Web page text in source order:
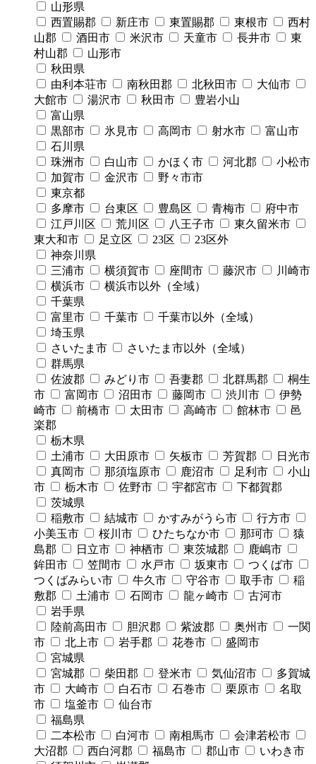
山形県
西置賜郡
新庄市 東置賜郡 東根市
西村
山郡
酒田市 米沢市 天童市 長井市
東
村山郡
山形市
秋田県
由利本荘市
南秋田郡 北秋田市
大仙市
大館市
湯沢市 秋田市
豊岩小山
富山県
黒部市
氷見市 高岡市 射水市
富山市
石川県
珠洲市
白山市 かほく市 河北郡
小松市
加賀市
金沢市
野々市市
東京都
多摩市
台東区 豊島区 青梅市
府中市
江戸川区
荒川区 八王子市
東久留米市
東大和市
足立区 23区
23区外
神奈川県
三浦市
横須賀市 座間市 藤沢市
川崎市
横浜市
横浜市以外（全域）
千葉県
富里市
千葉市
千葉市以外（全域）
埼玉県
さいたま市
さいたま市以外（全域）
群馬県
佐波郡
みどり市 吾妻郡 北群馬郡
桐生
市
富岡市 沼田市 藤岡市 渋川市
伊勢
崎市
前橋市 太田市 高崎市 館林市
邑
楽郡
栃木県
土浦市
大田原市 矢板市 芳賀郡
日光市
真岡市
那須塩原市 鹿沼市 足利市
小山
市
栃木市 佐野市 宇都宮市
下都賀郡
茨城県
稲敷市
結城市 かすみがうら市
行方市
小美玉市
桜川市 ひたちなか市 那珂市
猿
島郡
日立市 神栖市 東茨城郡
鹿嶋市
鉾田市
笠間市 水戸市 坂東市
つくば市
つくばみらい市
牛久市 守谷市 取手市
稲
敷郡
土浦市 石岡市 龍ヶ崎市
古河市
岩手県
陸前高田市
胆沢郡 紫波郡 奥州市
一関
市
北上市 岩手郡 花巻市
盛岡市
宮城県
宮城郡
柴田郡 登米市 気仙沼市
多賀城
市
大崎市 白石市 石巻市 栗原市
名取
市
塩釜市
仙台市
福島県
二本松市
白河市 南相馬市
会津若松市
大沼郡
西白河郡 福島市 郡山市
いわき市